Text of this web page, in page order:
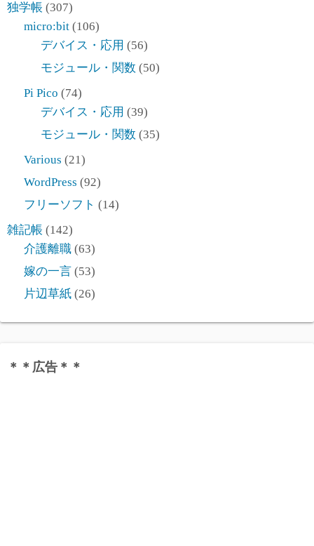
独学帳 (307)
micro:bit (106)
デバイス・応用 (56)
モジュール・関数 (50)
Pi Pico (74)
デバイス・応用 (39)
モジュール・関数 (35)
Various (21)
WordPress (92)
フリーソフト (14)
雑記帳 (142)
介護離職 (63)
嫁の一言 (53)
片辺草紙 (26)
＊＊広告＊＊